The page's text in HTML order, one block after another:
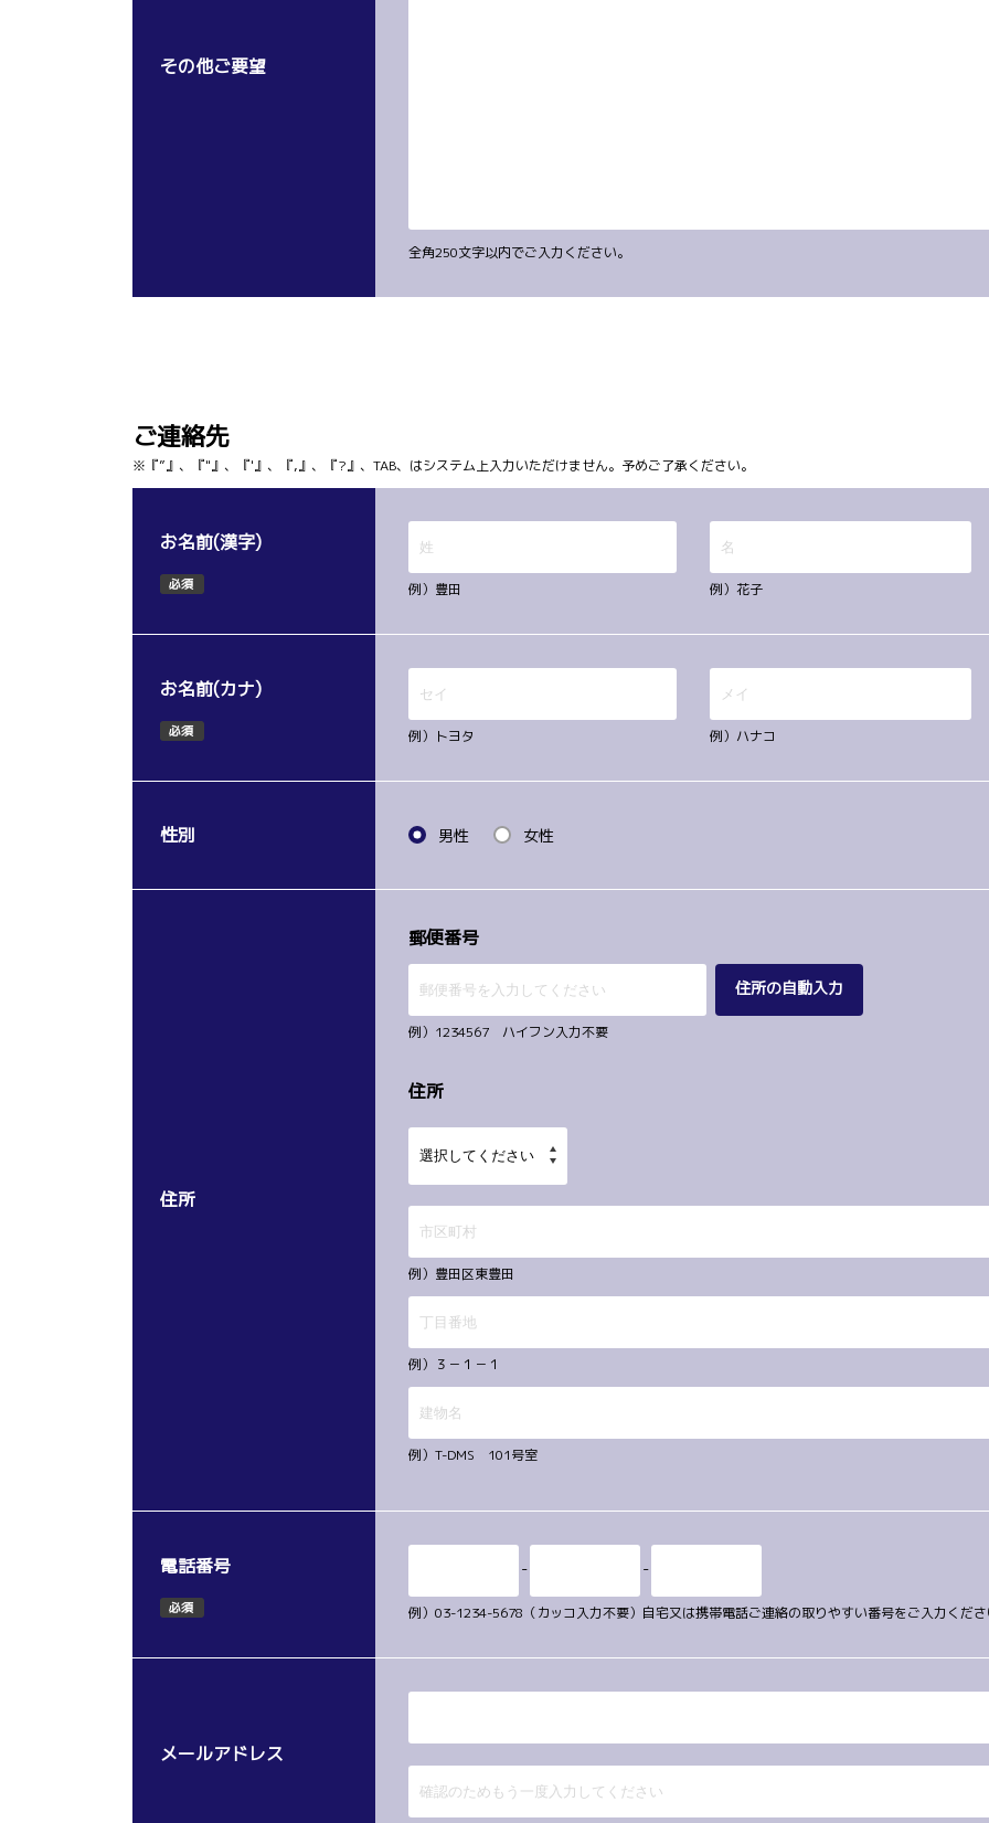
その他ご要望
全角250文字以内でご入力ください。
ご連絡先
※『”』、『"』、『'』、『,』、『?』、TAB、はシステム上入力いただけません。予めご了承ください。
お名前(漢字)
必須 例）豊田 例）花子
お名前(カナ)
必須 例）トヨタ 例）ハナコ
性別 男性 女性
住所
郵便番号
住所の自動入力
例）1234567 ハイフン入力不要
住所
例）豊田区東豊田
例）３－１－１
例）T-DMS 101号室
電話番号
必須
- -
例）03-1234-5678（カッコ入力不要）自宅又は携帯電話ご連絡の取りやすい番号をご入力くだ
メールアドレス